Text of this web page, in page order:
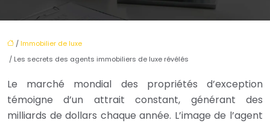
/ Immobilier de luxe
/ Les secrets des agents immobiliers de luxe révélés
Le marché mondial des propriétés d’exception
témoigne d’un attrait constant, générant des
milliards de dollars chaque année. L’image de l’agent